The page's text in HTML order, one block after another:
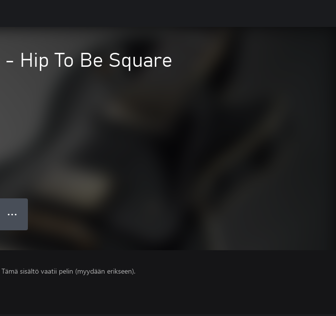
Hip To Be Square
● ● ●
Tämä sisältö vaatii pelin (myydään erikseen).